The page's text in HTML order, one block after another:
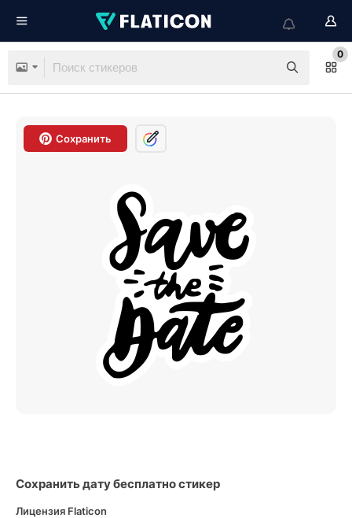
0
Сохранить
Сохранить дату бесплатно стикер
Лицензия Flaticon